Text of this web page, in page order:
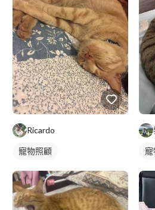
Ricardo
寵物照顧 寵